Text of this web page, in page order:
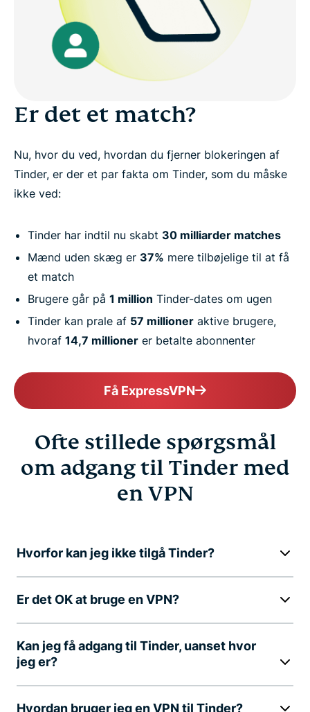
Er det et match?
Nu, hvor du ved, hvordan du fjerner blokeringen af
Tinder, er der et par fakta om Tinder, som du måske
ikke ved:
Tinder har indtil nu skabt 30 milliarder matches
Mænd uden skæg er 37% mere tilbøjelige til at få
et match
Brugere går på 1 million Tinder-dates om ugen
Tinder kan prale af 57 millioner aktive brugere,
hvoraf 14,7 millioner er betalte abonnenter
Få ExpressVPN
Ofte stillede spørgsmål
om adgang til Tinder med
en VPN
Hvorfor kan jeg ikke tilgå Tinder?
Er det OK at bruge en VPN?
Kan jeg få adgang til Tinder, uanset hvor
jeg er?
Hvordan bruger jeg en VPN til Tinder?